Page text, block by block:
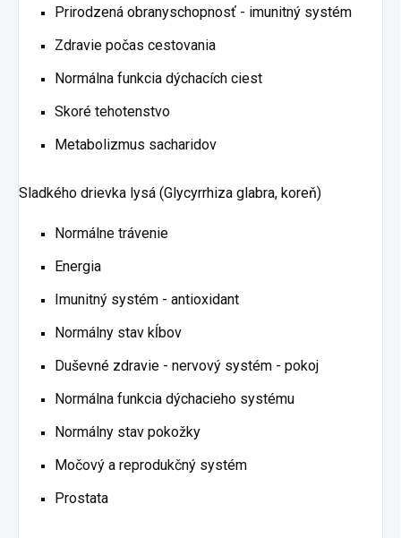
Prirodzená obranyschopnosť - imunitný systém
Zdravie počas cestovania
Normálna funkcia dýchacích ciest
Skoré tehotenstvo
Metabolizmus sacharidov
Sladkého drievka lysá (Glycyrrhiza glabra, koreň)
Normálne trávenie
Energia
Imunitný systém - antioxidant
Normálny stav kĺbov
Duševné zdravie - nervový systém - pokoj
Normálna funkcia dýchacieho systému
Normálny stav pokožky
Močový a reprodukčný systém
Prostata